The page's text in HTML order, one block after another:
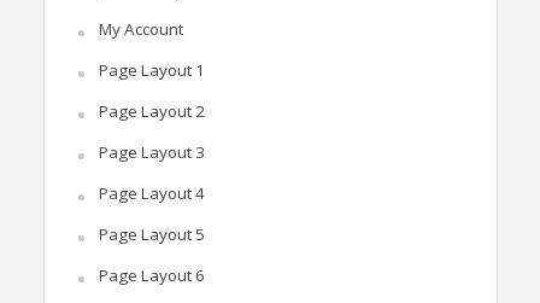
My Account
Page Layout 1
Page Layout 2
Page Layout 3
Page Layout 4
Page Layout 5
Page Layout 6